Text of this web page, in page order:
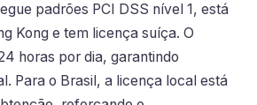
padrões PCI DSS nível 1, está
Kong e tem licença suíça. O
horas por dia, garantindo
Para o Brasil, a licença local está